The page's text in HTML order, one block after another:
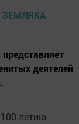
деятелей
летию